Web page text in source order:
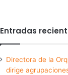
Entradas
Directora de la
dirige